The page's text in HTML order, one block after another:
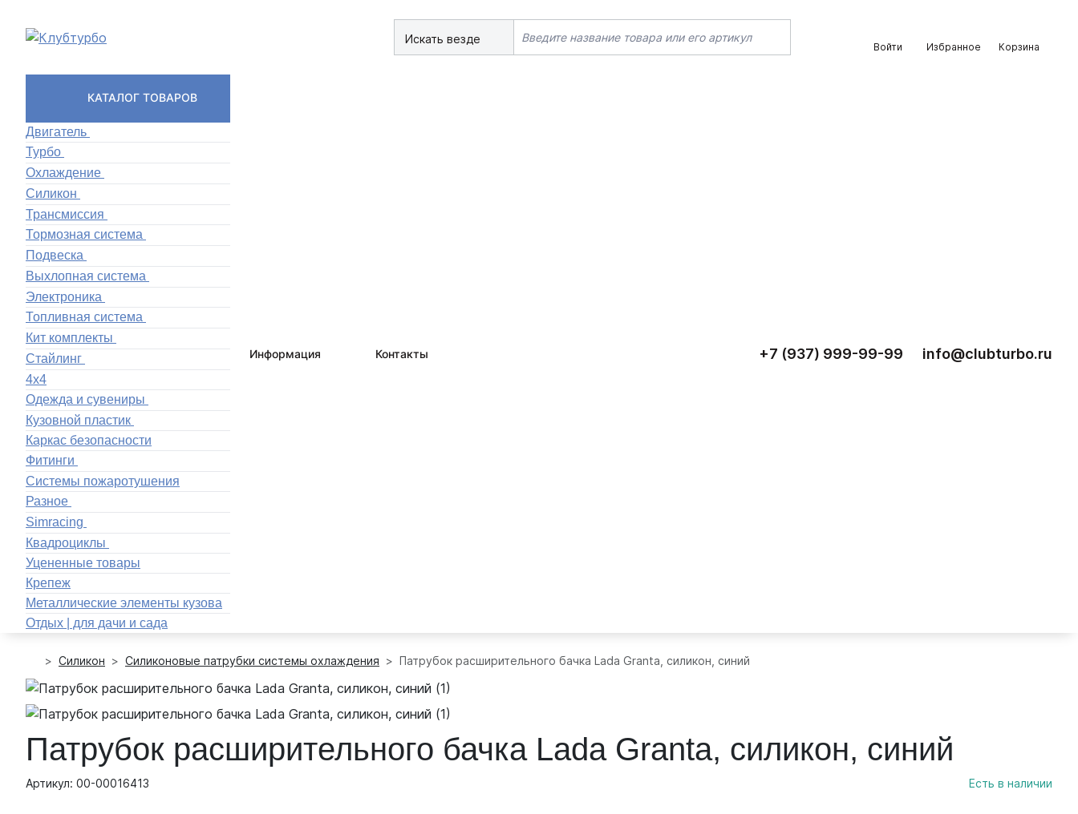
Искать везде
Войти Избранное Корзина
КАТАЛОГ ТОВАРОВ
Двигатель
Турбо
Охлаждение
Силикон
Трансмиссия
Тормозная система
Подвеска
Выхлопная система
Электроника
Топливная система
Кит комплекты
Стайлинг
4x4
Одежда и сувениры
Кузовной пластик
Каркас безопасности
Фитинги
Системы пожаротушения
Разное
Simracing
Квадроциклы
Уцененные товары
Крепеж
Металлические элементы кузова
Отдых | для дачи и сада
Информация Контакты +7 (937) 999-99-99 info@clubturbo.ru
Силикон Силиконовые патрубки системы охлаждения Патрубок расширительного бачка Lada Granta, силикон, синий
Патрубок расширительного бачка Lada Granta, силикон, синий
Артикул: 00-00016413 Есть в наличии